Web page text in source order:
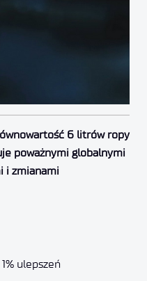
6 litrów ropy
poważnymi globalnymi
i zmianami
ulepszeń